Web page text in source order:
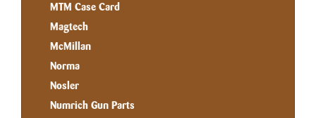
MTM Case Card
Magtech
McMillan
Norma
Nosler
Numrich Gun Parts